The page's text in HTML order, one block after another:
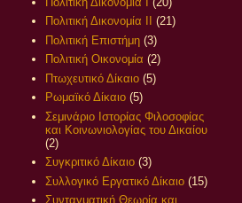
Πολιτική Δικονομία ΙΙ
(21)
Πολιτική Επιστήμη (3)
Πολιτική Οικονομία (2)
Πτωχευτικό Δίκαιο (5)
Ρωμαϊκό Δίκαιο (5)
Σεμινάριο Ιστορίας Φιλοσοφίας
και Κοινωνιολογίας του Δικαίου
(2)
Συγκριτικό Δίκαιο (3)
Συλλογικό Εργατικό Δίκαιο (15)
Συνταγματική Θεωρία και